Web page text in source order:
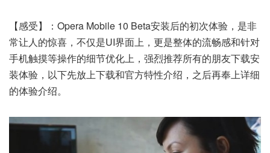
【感受】：Opera Mobile 10 Beta安装后的初次体验，是非
常让人的惊喜，不仅是UI界面上，更是整体的流畅感和针对
手机触摸等操作的细节优化上，强烈推荐所有的朋友下载安
装体验，以下先放上下载和官方特性介绍，之后再奉上详细
的体验介绍。